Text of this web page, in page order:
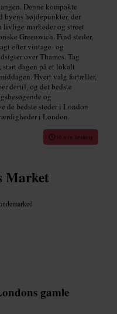
Denne kompakte
byens højdepunkter, der
markeder og street
Greenwich. Find steder,
efter vintage- og
over Thames. Tag
dagen på et lokalt
Hvert valg fortæller,
dertil, og det bedste
og
de bedste steder i London
i London.
10 min læsning
Market
gamle